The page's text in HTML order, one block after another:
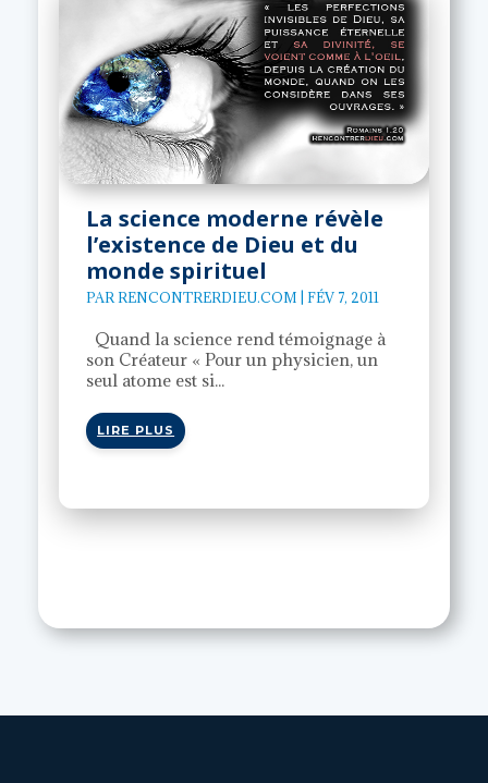
La science moderne révèle
l’existence de Dieu et du
monde spirituel
PAR RENCONTRERDIEU.COM | FÉV 7, 2011
Quand la science rend témoignage à
son Créateur « Pour un physicien, un
seul atome est si...
LIRE PLUS